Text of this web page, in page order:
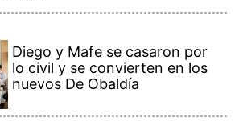
Diego y Mafe se casaron por
lo civil y se convierten en los
nuevos De Obaldía